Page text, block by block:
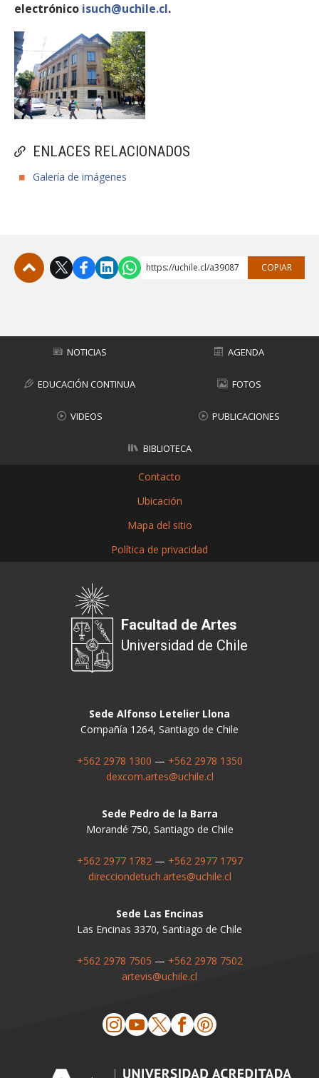
ENLACES RELACIONADOS
Galería de imágenes
electrónico isuch@uchile.cl.
https://uchile.cl/a39087 COPIAR
NOTICIAS AGENDA
EDUCACIÓN CONTINUA FOTOS
VIDEOS PUBLICACIONES
BIBLIOTECA
Contacto
Ubicación
Mapa del sitio
Política de privacidad
Facultad de Artes
Universidad de Chile
Sede Alfonso Letelier Llona
Compañía 1264, Santiago de Chile
+562 2978 1300 — +562 2978 1350
dexcom.artes@uchile.cl
Sede Pedro de la Barra
Morandé 750, Santiago de Chile
+562 2977 1782— +562 2977 1797
direcciondetuch.artes@uchile.cl
Sede Las Encinas
Las Encinas 3370, Santiago de Chile
+562 2978 7505 — +562 2978 7502
artevis@uchile.cl